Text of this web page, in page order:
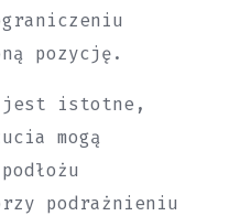
pozycję.
jest istotne,
mogą
podrażnieniu